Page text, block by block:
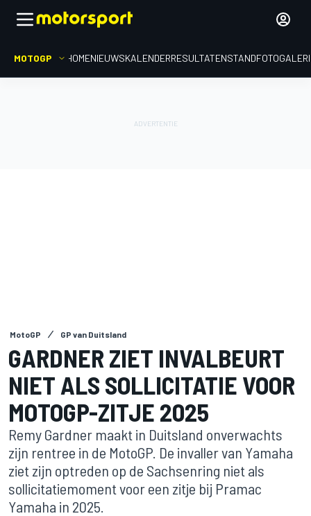
MOTOGP HOMENIEUWSKALENDERRESULTATENSTAND
MotoGP GP van Duitsland
GARDNER ZIET INVALBEURT
NIET ALS SOLLICITATIE VOOR
MOTOGP-ZITJE 2025
Remy Gardner maakt in Duitsland onverwachts
zijn rentree in de MotoGP. De invaller van Yamaha
ziet zijn optreden op de Sachsenring niet als
sollicitatiemoment voor een zitje bij Pramac
Yamaha in 2025.